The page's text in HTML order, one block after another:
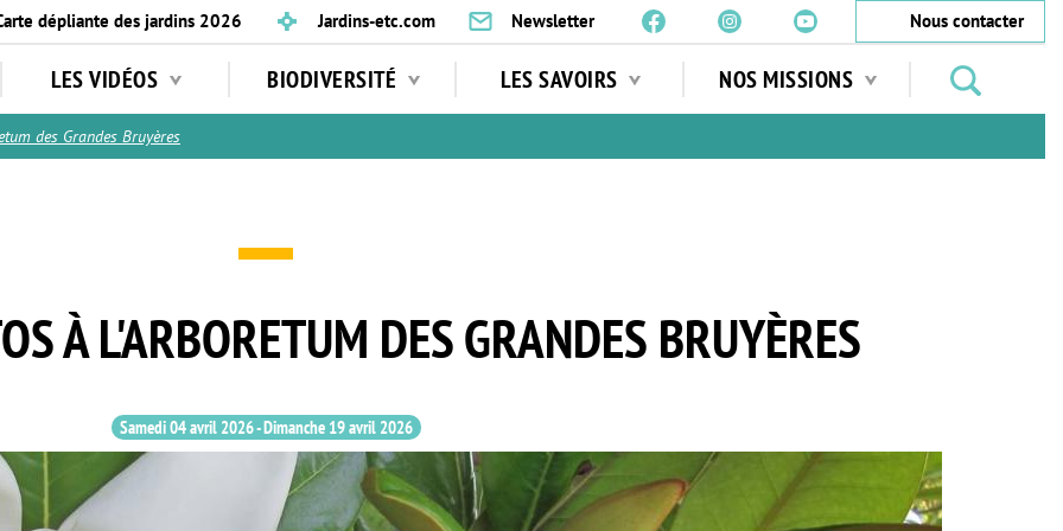
dépliante des jardins 2026 Jardins-etc.com Newsletter
Nous contacter
LES VIDÉOS BIODIVERSITÉ LES SAVOIRS NOS MISSIONS
jardins
des Grandes Bruyères
À L'ARBORETUM DES GRANDES BRUYÈRES
Samedi 04 avril 2026-Dimanche 19 avril 2026